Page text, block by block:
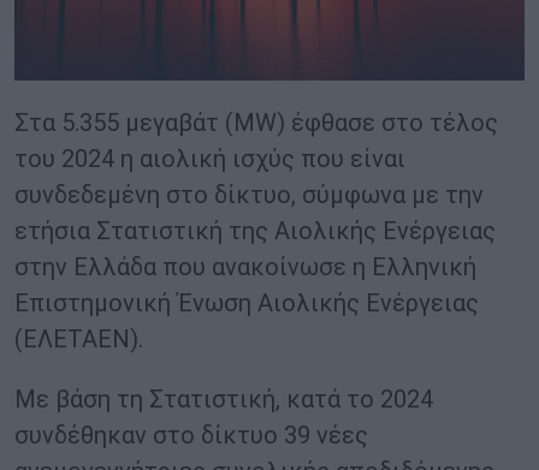
Στα 5.355 μεγαβάτ (MW) έφθασε στο τέλος
του 2024 η αιολική ισχύς που είναι
συνδεδεμένη στο δίκτυο, σύμφωνα με την
ετήσια Στατιστική της Αιολικής Ενέργειας
στην Ελλάδα που ανακοίνωσε η Ελληνική
Επιστημονική Ένωση Αιολικής Ενέργειας
(ΕΛΕΤΑΕΝ).
Με βάση τη Στατιστική, κατά το 2024
συνδέθηκαν στο δίκτυο 39 νέες